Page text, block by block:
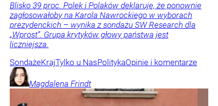
Blisko 39 proc. Polek i Polaków deklaruje, że ponownie
zagłosowałoby na Karola Nawrockiego w wyborach
prezydenckich – wynika z sondażu SW Research dla
„Wprost”. Grupa krytyków głowy państwa jest
liczniejsza.
SondażeKrajTylko u NasPolitykaOpinie i komentarze
Magdalena Frindt